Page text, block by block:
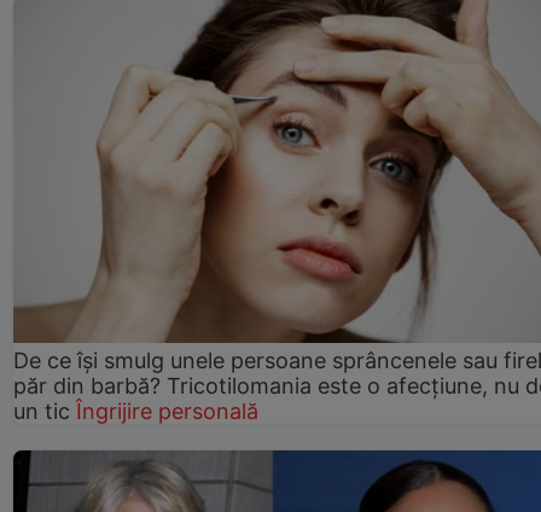
De ce își smulg unele persoane sprâncenele sau
păr din barbă? Tricotilomania este o afecțiune, nu
un tic Îngrijire personală